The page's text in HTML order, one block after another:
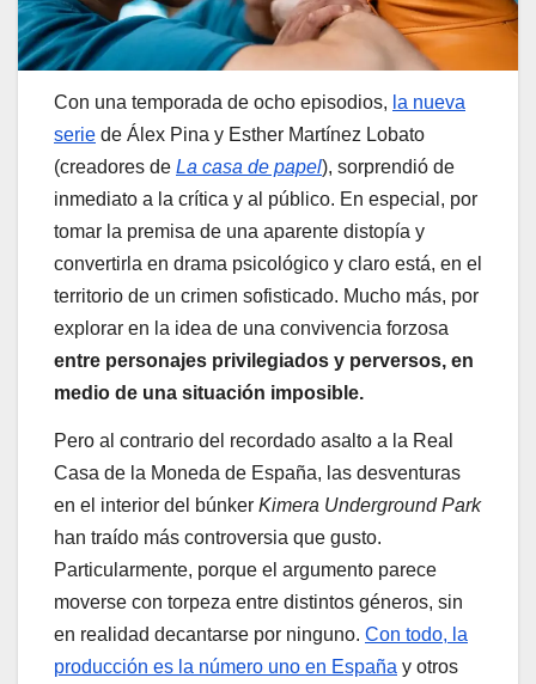
Con una temporada de ocho episodios, la nueva
serie de Álex Pina y Esther Martínez Lobato
(creadores de La casa de papel), sorprendió de
inmediato a la crítica y al público. En especial, por
tomar la premisa de una aparente distopía y
convertirla en drama psicológico y claro está, en el
territorio de un crimen sofisticado. Mucho más, por
explorar en la idea de una convivencia forzosa
entre personajes privilegiados y perversos, en
medio de una situación imposible.
Pero al contrario del recordado asalto a la Real
Casa de la Moneda de España, las desventuras
en el interior del búnker Kimera Underground Park
han traído más controversia que gusto.
Particularmente, porque el argumento parece
moverse con torpeza entre distintos géneros, sin
en realidad decantarse por ninguno. Con todo, la
producción es la número uno en España y otros